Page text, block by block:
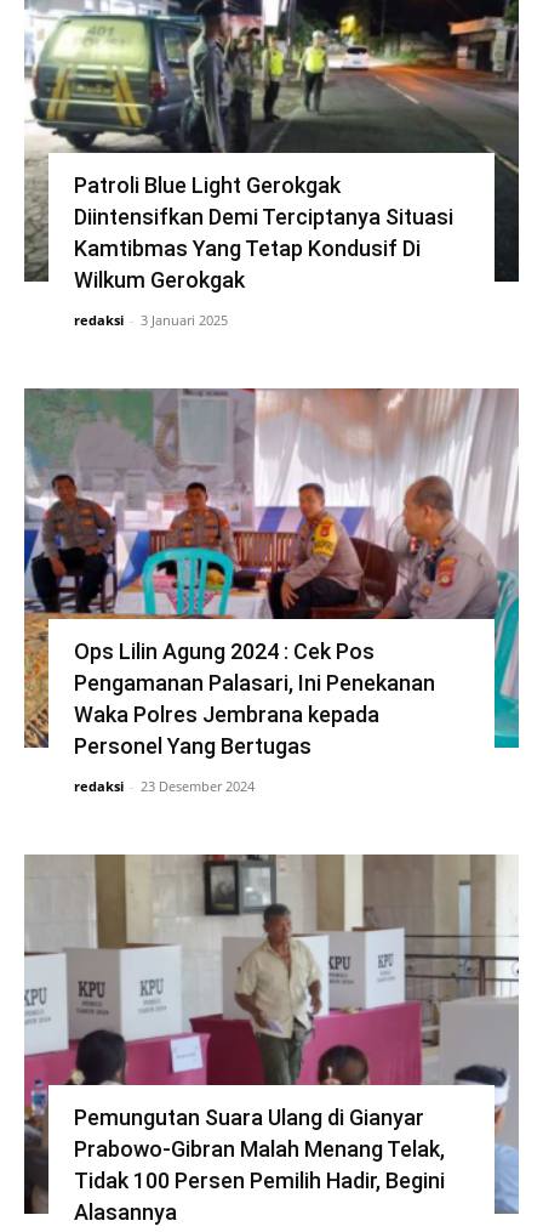
Patroli Blue Light Gerokgak
Diintensifkan Demi Terciptanya Situasi
Kamtibmas Yang Tetap Kondusif Di
Wilkum Gerokgak
redaksi - 3 Januari 2025
Ops Lilin Agung 2024 : Cek Pos
Pengamanan Palasari, Ini Penekanan
Waka Polres Jembrana kepada
Personel Yang Bertugas
redaksi - 23 Desember 2024
Pemungutan Suara Ulang di Gianyar
Prabowo-Gibran Malah Menang Telak,
Tidak 100 Persen Pemilih Hadir, Begini
Alasannya